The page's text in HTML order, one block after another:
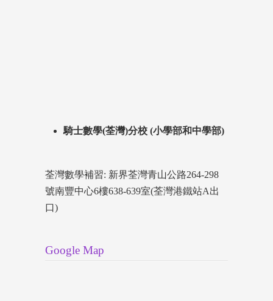
騎士數學(荃灣)分校 (小學部和中學部)
荃灣數學補習: 新界荃灣青山公路264-298
號南豐中心6樓638-639室(荃灣港鐵站A出
口)
Google Map